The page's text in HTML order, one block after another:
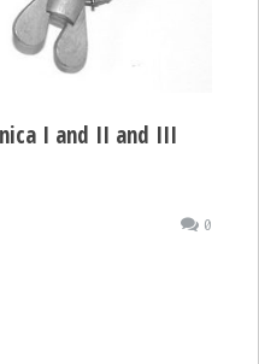
I and II and III
0